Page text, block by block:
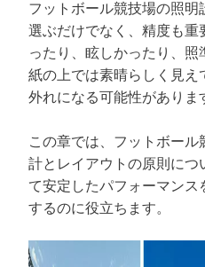
フットボール競技場の照
選ぶだけでなく、精度も重
ったり、眩しかったり、照
紙の上では素晴らしく見
外れになる可能性がありま
この章では、フットボー
計とレイアウトの原則につ
て安定したパフォーマン
するのに役立ちます。